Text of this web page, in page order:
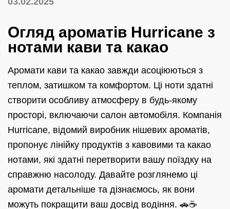
Огляд ароматів Hurricane з
нотами кави та какао
Аромати кави та какао завжди асоціюються з
теплом, затишком та комфортом. Ці ноти здатні
створити особливу атмосферу в будь-якому
просторі, включаючи салон автомобіля. Компанія
Hurricane, відомий виробник нішевих ароматів,
пропонує лінійку продуктів з кавовими та какао
нотами, які здатні перетворити вашу поїздку на
справжню насолоду. Давайте розглянемо ці
аромати детальніше та дізнаємось, як вони
можуть покращити ваш досвід водіння. 🚗☕